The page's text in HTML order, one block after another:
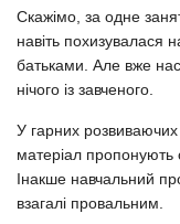
Скажімо, за одне
навіть похизувалася
батьками. Але вже
нічого із завченого.
У гарних розвиваючих
матеріал пропонують
Інакше навчальний
взагалі провальним.